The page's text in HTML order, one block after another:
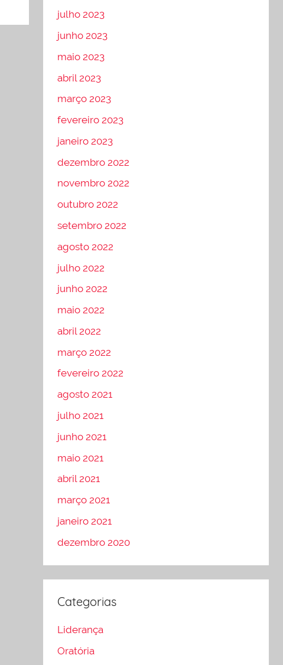
julho 2023
junho 2023
maio 2023
abril 2023
março 2023
fevereiro 2023
janeiro 2023
dezembro 2022
novembro 2022
outubro 2022
setembro 2022
agosto 2022
julho 2022
junho 2022
maio 2022
abril 2022
março 2022
fevereiro 2022
agosto 2021
julho 2021
junho 2021
maio 2021
abril 2021
março 2021
janeiro 2021
dezembro 2020
Categorias
Liderança
Oratória